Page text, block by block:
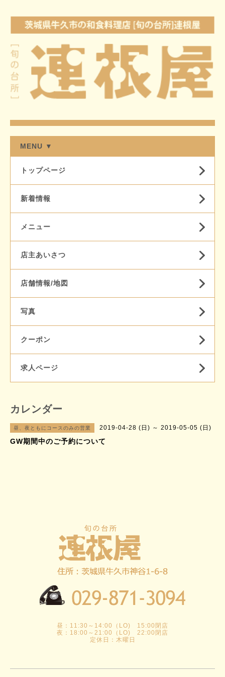
MENU ▼
トップページ
新着情報
メニュー
店主あいさつ
店舗情報/地図
写真
クーポン
求人ページ
カレンダー
昼、夜ともにコースのみの営業 2019-04-28 (日) ～ 2019-05-05 (日)
GW期間中のご予約について
昼：11:30～14:00（LO) 15:00閉店
夜：18:00～21:00（LO) 22:00閉店
定休日：木曜日